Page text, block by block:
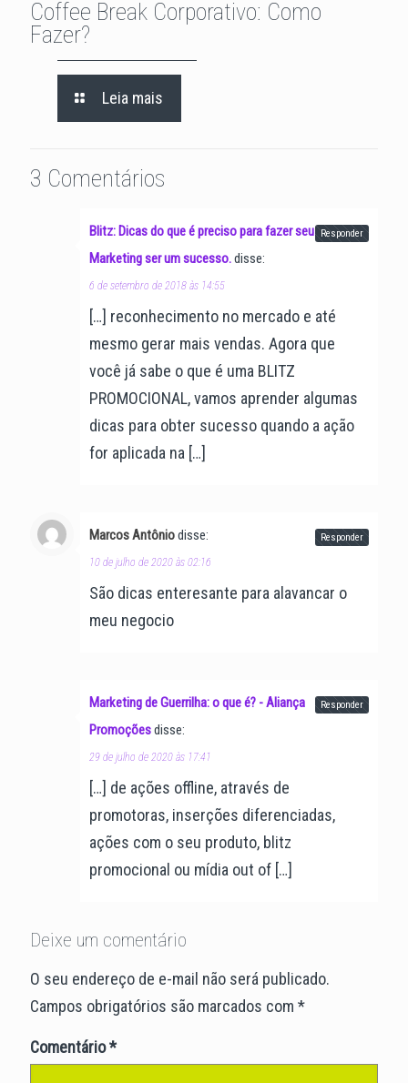
Coffee Break Corporativo: Como
Fazer?
Leia mais
3 Comentários
Blitz: Dicas do que é preciso para fazer seu
Marketing ser um sucesso.disse:
6 de setembro de 2018 às 14:55
[…] reconhecimento no mercado e até
mesmo gerar mais vendas. Agora que
você já sabe o que é uma BLITZ
PROMOCIONAL, vamos aprender algumas
dicas para obter sucesso quando a ação
for aplicada na […]
Responder
Marcos Antôniodisse:
10 de julho de 2020 às 02:16
São dicas enteresante para alavancar o
meu negocio
Responder
Marketing de Guerrilha: o que é? - Aliança
Promoçõesdisse:
29 de julho de 2020 às 17:41
[…] de ações offline, através de
promotoras, inserções diferenciadas,
ações com o seu produto, blitz
promocional ou mídia out of […]
Responder
Deixe um comentário
O seu endereço de e-mail não será publicado.
Campos obrigatórios são marcados com *
Comentário*